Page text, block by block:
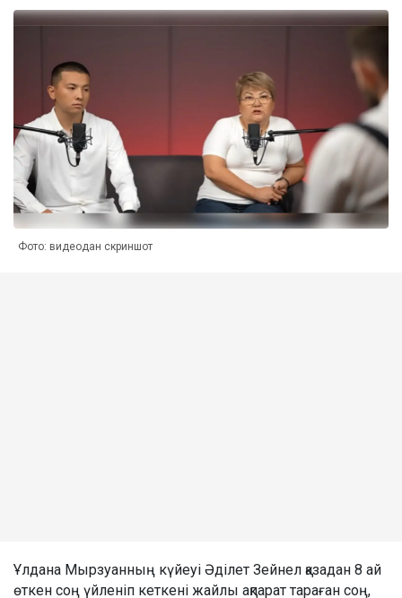
Фото: видеодан скриншот
Ұлдана Мырзуанның күйеуі Әділет Зейнел қазадан 8 ай
өткен соң үйленіп кеткені жайлы ақпарат тараған соң,